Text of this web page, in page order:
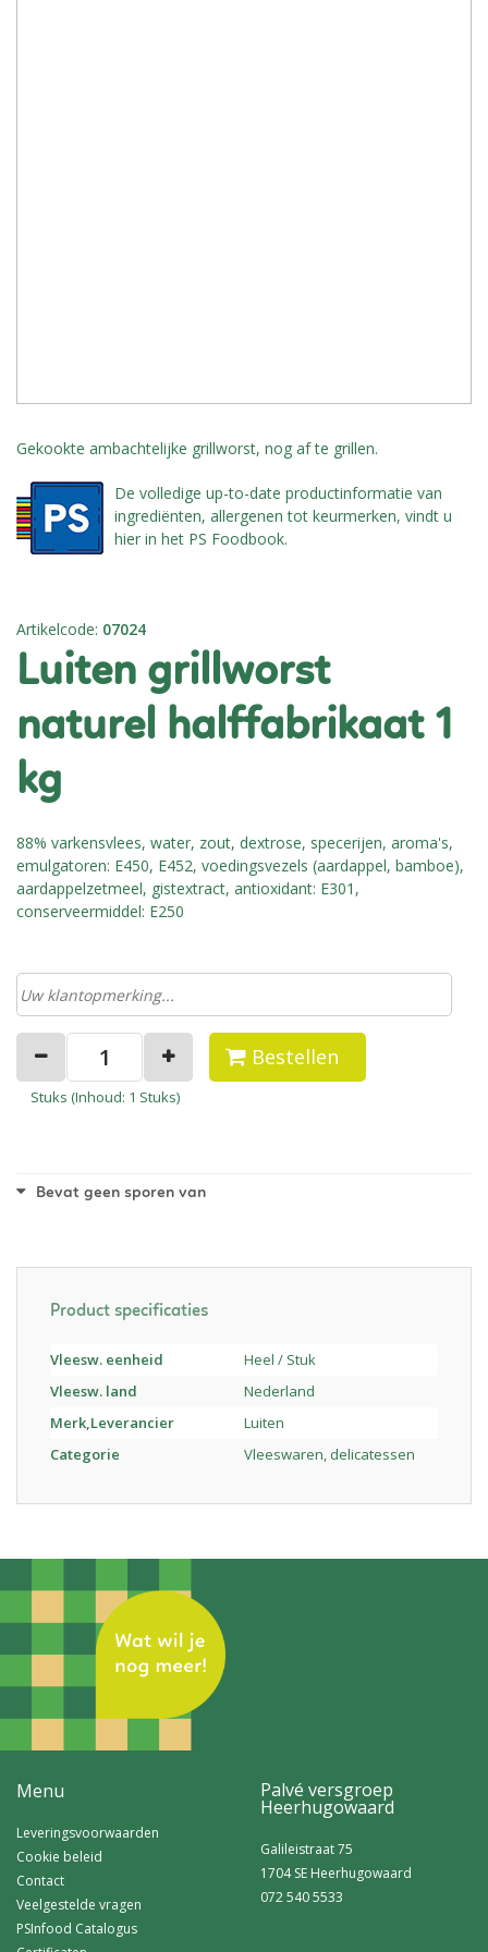
Gekookte ambachtelijke grillworst, nog af te grillen.
De volledige up-to-date productinformatie van
ingrediënten, allergenen tot keurmerken, vindt u
hier in het PS Foodbook.
Artikelcode: 07024
luiten grillworst
naturel halffabrikaat 1
kg
88% varkensvlees, water, zout, dextrose, specerijen, aroma's,
emulgatoren: E450, E452, voedingsvezels (aardappel, bamboe),
aardappelzetmeel, gistextract, antioxidant: E301,
conserveermiddel: E250
Bestellen
Stuks (Inhoud: 1 Stuks)
Bevat geen sporen van
Product specificaties
Vleesw. eenheid
Heel / Stuk
Vleesw. land
Nederland
Merk,Leverancier
Luiten
Categorie
Vleeswaren, delicatessen
Menu
Leveringsvoorwaarden
Cookie beleid
Contact
Veelgestelde vragen
PSInfood Catalogus
Palvé versgroep
Heerhugowaard
Galileistraat 75
1704 SE Heerhugowaard
072 540 5533